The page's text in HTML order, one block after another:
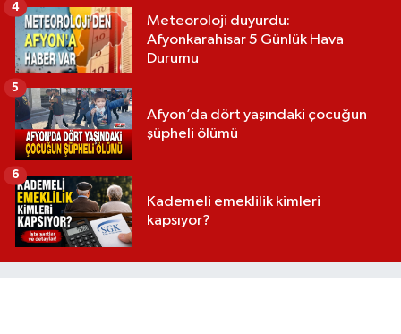
Meteoroloji duyurdu:
Afyonkarahisar 5 Günlük Hava
Durumu
4
Afyon’da dört yaşındaki çocuğun
şüpheli ölümü
5
Kademeli emeklilik kimleri
kapsıyor?
6